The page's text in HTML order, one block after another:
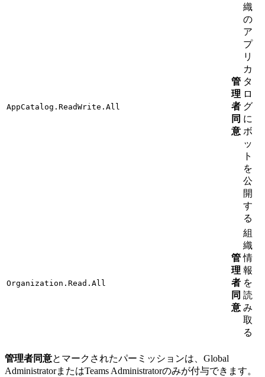
AppCatalog.ReadWrite.All
管
理
者
同
意
織
の
ア
プ
リ
カ
タ
ロ
グ
に
ボ
ッ
ト
を
公
開
す
る
Organization.Read.All
管
理
者
同
意
組
織
情
報
を
読
み
取
る
管理者同意とマークされたパーミッションは、Global
AdministratorまたはTeams Administratorのみが付与できます。